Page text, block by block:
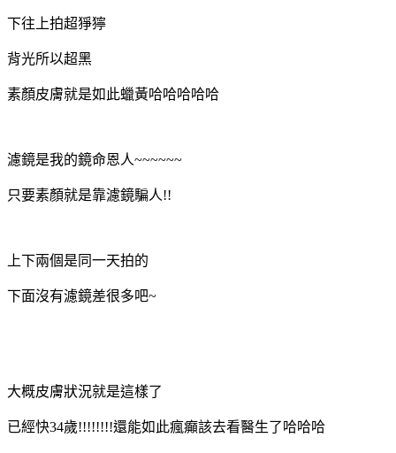
下往上拍超猙獰
背光所以超黑
素顏皮膚就是如此蠟黃哈哈哈哈哈
濾鏡是我的鏡命恩人~~~~~~
只要素顏就是靠濾鏡騙人!!
上下兩個是同一天拍的
下面沒有濾鏡差很多吧~
大概皮膚狀況就是這樣了
已經快34歲!!!!!!!!還能如此瘋癲該去看醫生了哈哈哈